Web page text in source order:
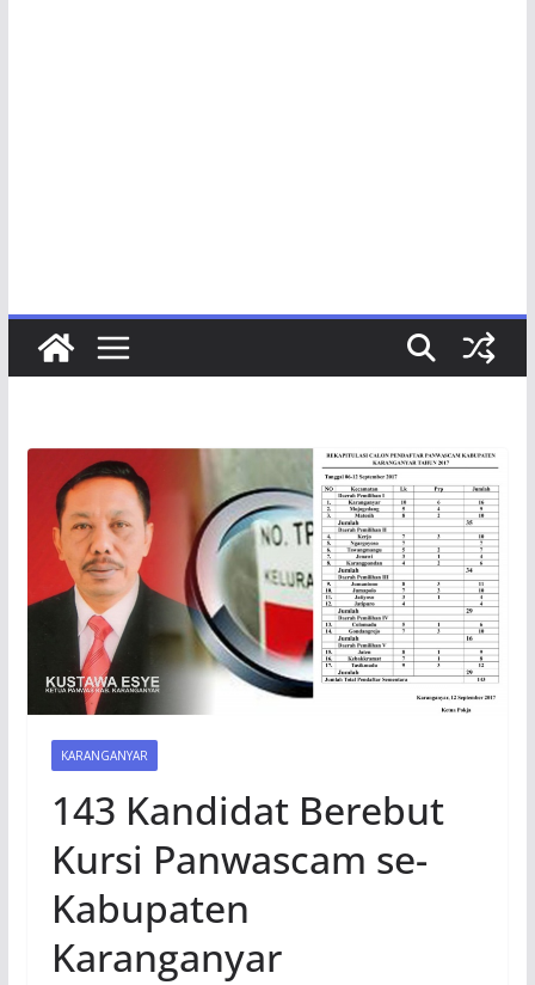
KARANGANYAR
143 Kandidat Berebut
Kursi Panwascam se-
Kabupaten
Karanganyar